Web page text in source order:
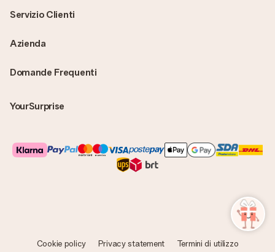
Domande Frequenti
YourSurprise
Servizio Clienti
Azienda
Cookie policy Privacy statement Termini di utilizzo